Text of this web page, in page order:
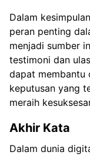
Dalam
peran penting
menjadi sumber
testimoni dan
dapat membantu
keputusan yang
meraih
Akhir Kata
Dalam dunia